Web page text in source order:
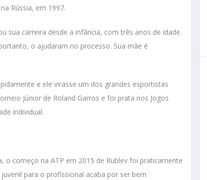
Rússia, em 1997.
sua carreira desde a infância, com três anos de idade.
o ajudaram no processo. Sua mãe é
e ele virasse um dos grandes esportistas
Júnior de Roland Garros e foi prata nos Jogos
individual.
o começo na ATP em 2015 de Rublev foi praticamente
para o profissional acaba por ser bem